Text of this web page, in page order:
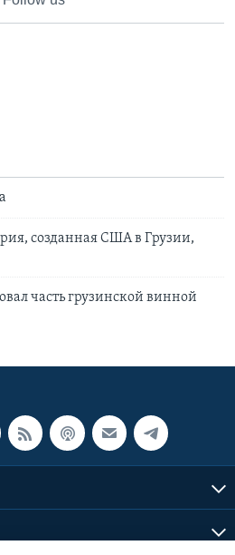
созданная США в Грузии,
часть грузинской винной